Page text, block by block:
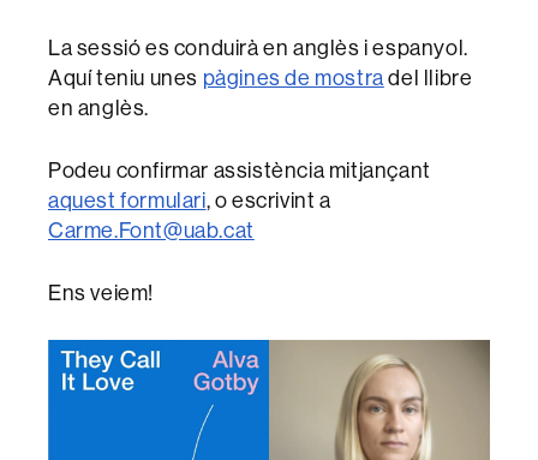
La sessió es conduirà en anglès i espanyol.
Aquí teniu unes pàgines de mostradel llibre
en anglès.
Podeu confirmar assistència mitjançant
aquest formulari, o escrivint a
Carme.Font@uab.cat
Ens veiem!